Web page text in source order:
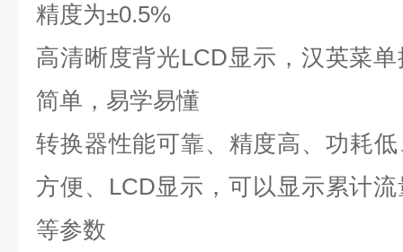
精度为±0.5%
高清晰度背光LCD显示，汉英菜
简单，易学易懂
转换器性能可靠、精度高、功耗
方便、 LCD显示，可以显示累计
等参数